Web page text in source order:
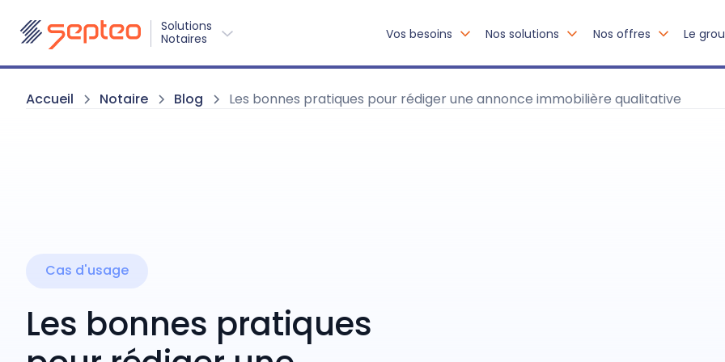
Solutions
Notaires
Vos besoins Nos solutions Nos offres Le
Accueil Notaire Blog Les bonnes pratiques pour rédiger une annonce immobilière qualitative
Cas d'usage
Les bonnes pratiques